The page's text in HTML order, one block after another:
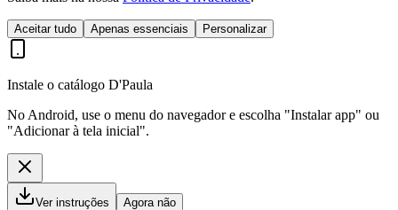
Aceitar tudo Apenas essenciais Personalizar
Instale o catálogo D'Paula
No Android, use o menu do navegador e escolha "Instalar app" ou
"Adicionar à tela inicial".
Ver instruções Agora não